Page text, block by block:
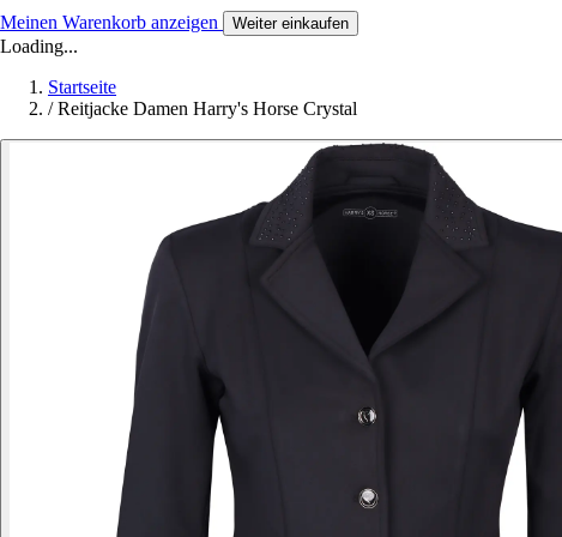
Meinen Warenkorb anzeigen Weiter einkaufen
Loading...
Startseite
/ Reitjacke Damen Harry's Horse Crystal